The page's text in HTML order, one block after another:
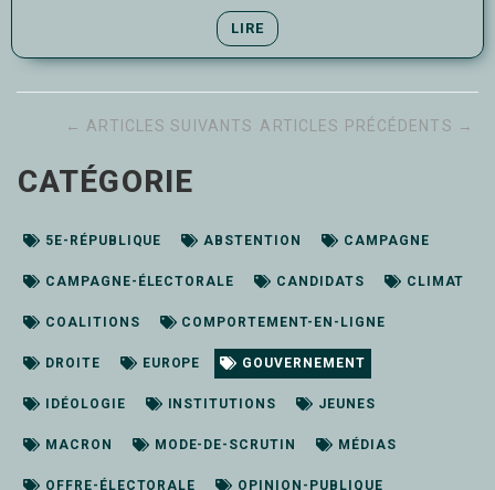
LIRE
← ARTICLES SUIVANTS ARTICLES PRÉCÉDENTS →
CATÉGORIE
5E-RÉPUBLIQUE ABSTENTION CAMPAGNE
CAMPAGNE-ÉLECTORALE CANDIDATS CLIMAT
COALITIONS COMPORTEMENT-EN-LIGNE
DROITE EUROPE GOUVERNEMENT
IDÉOLOGIE INSTITUTIONS JEUNES
MACRON MODE-DE-SCRUTIN MÉDIAS
OFFRE-ÉLECTORALE OPINION-PUBLIQUE